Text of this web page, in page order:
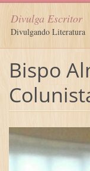
Divulga Escritor
Divulgando Literatura
Bispo